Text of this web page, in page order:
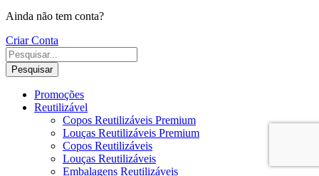
Ainda não tem conta?
Criar Conta
Pesquisar
Promoções
Reutilizável
Copos Reutilizáveis Premium
Louças Reutilizáveis Premium
Copos Reutilizáveis
Louças Reutilizáveis
Embalagens Reutilizáveis